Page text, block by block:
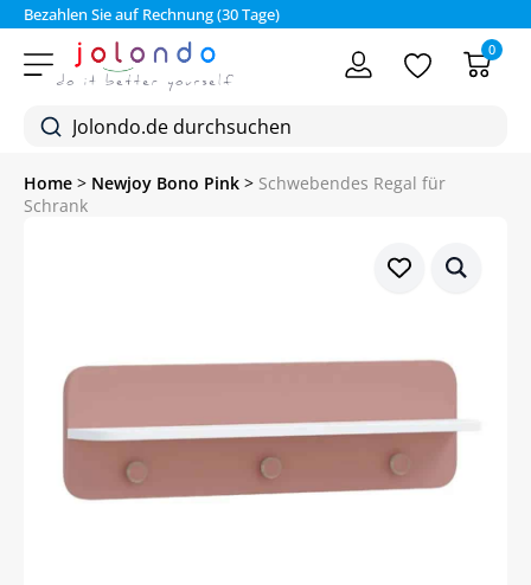
Bezahlen Sie auf Rechnung (30 Tage)
0
Home > Newjoy Bono Pink > Schwebendes Regal für
Schrank